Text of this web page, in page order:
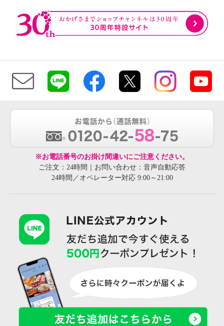
※お電話番号のお掛け間違いにご注意ください。
ご注文：24時間｜お問い合わせ：音声自動応答
24時間／オペレーター対応 9:00～21:00